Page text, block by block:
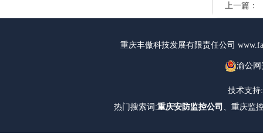
上一篇：
重庆丰傲科技发展有限责任公司
渝公
技术支持
热门搜索词:重庆安防监控公司 、重庆监